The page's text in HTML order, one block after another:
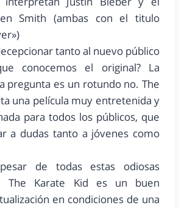
Smith (ambas con el titulo
tanto al nuevo público
conocemos el original? La
pregunta es un rotundo no. The
una película muy entretenida y
para todos los públicos, que
a dudas tanto a jóvenes como
de todas estas odiosas
The Karate Kid es un buen
en condiciones de una